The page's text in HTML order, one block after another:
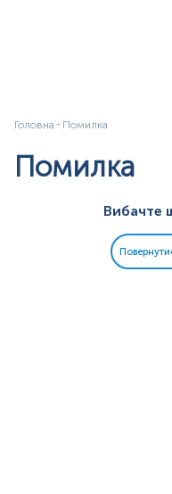
Головна Помилка
Помилка
Вибачте